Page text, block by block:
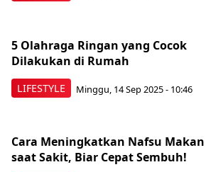
LIFESTYLE
5 Olahraga Ringan yang Cocok
Dilakukan di Rumah
Minggu, 14 Sep 2025 - 10:46
Cara Meningkatkan Nafsu Makan
saat Sakit, Biar Cepat Sembuh!